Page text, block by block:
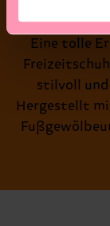
Eine tolle
stilvoll und
Hergestellt